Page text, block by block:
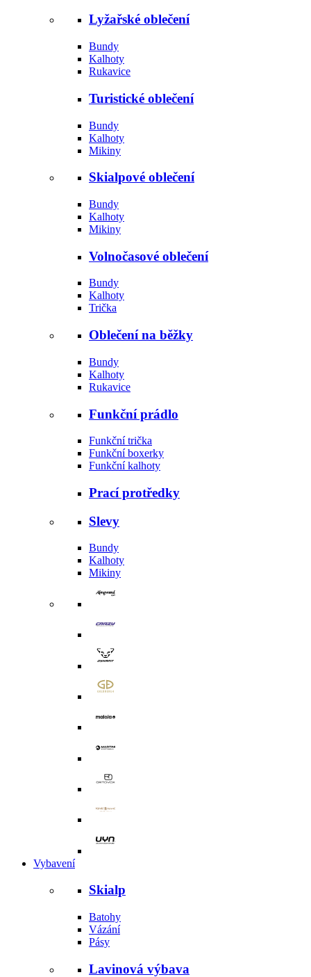
Lyžařské oblečení
Bundy
Kalhoty
Rukavice
Turistické oblečení
Bundy
Kalhoty
Mikiny
Skialpové oblečení
Bundy
Kalhoty
Mikiny
Volnočasové oblečení
Bundy
Kalhoty
Trička
Oblečení na běžky
Bundy
Kalhoty
Rukavice
Funkční prádlo
Funkční trička
Funkční boxerky
Funkční kalhoty
Prací protředky
Slevy
Bundy
Kalhoty
Mikiny
Vybavení
Skialp
Batohy
Vázání
Pásy
Lavinová výbava